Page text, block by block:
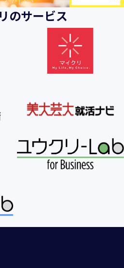
際に情報を収集させていただく方
用されるURL、ブラウザや携帯電
の情報を含みます。
表】
用目的の範囲内で利用すること
の附属書A.3.4.2.4に基づき公表し
するため
・安全にご利用いただける環境整
・管理のため
るご案内、お問い合せ等への対応
ービスについての調査・データ集
品・サービスなどのご案内を送
要な連絡を行うため
る当社の規約、ポリシー等（以下
に違反する行為に対する対応のた
のサービス